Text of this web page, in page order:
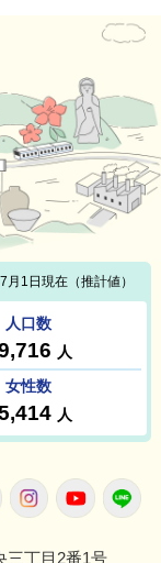
FacebookInstagram
三丁目2番1号